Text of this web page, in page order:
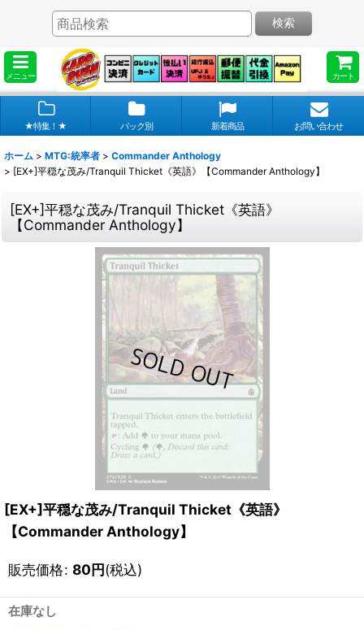
メニュー カート
検索
★特集！★ パック別 新着商品 お問い合わせ
ホーム > MTG:統率者 > Commander Anthology
> [EX+]平穏な茂み/Tranquil Thicket《英語》【Commander Anthology】
[EX+]平穏な茂み/Tranquil Thicket《英語》
【Commander Anthology】
[EX+]平穏な茂み/Tranquil Thicket《英語》
【Commander Anthology】
販売価格: 80円(税込)
在庫なし